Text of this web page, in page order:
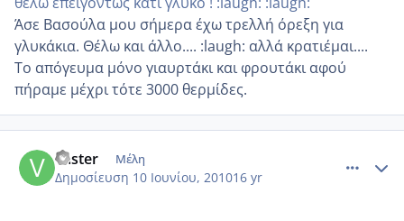
Άσε Βασούλα μου σήμερα έχω τρελλή όρεξη για
γλυκάκια. Θέλω και άλλο.... :laugh: αλλά κρατιέμαι....
Το απόγευμα μόνο γιαυρτάκι και φρουτάκι αφού
πήραμε μέχρι τότε 3000 θερμίδες.
vaster Μέλη
Δημοσίευση 10 Ιουνίου, 201016 yr